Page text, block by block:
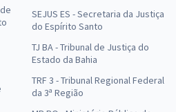
SEJUS ES - Secretaria da Justiça
do Espírito Santo
TJ BA - Tribunal de Justiça do
Estado da Bahia
TRF 3 - Tribunal Regional Federal
da 3ª Região